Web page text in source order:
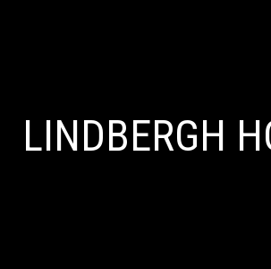
LINDBERGH